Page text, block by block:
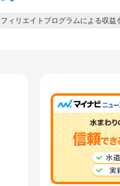
ィリエイトプログラムによる収益